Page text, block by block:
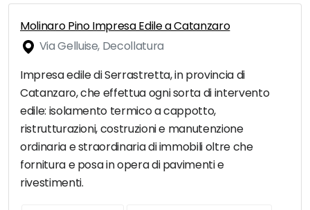
Molinaro Pino Impresa Edile a Catanzaro
Via Gelluise, Decollatura
Impresa edile di Serrastretta, in provincia di
Catanzaro, che effettua ogni sorta di intervento
edile: isolamento termico a cappotto,
ristrutturazioni, costruzioni e manutenzione
ordinaria e straordinaria di immobili oltre che
fornitura e posa in opera di pavimenti e
rivestimenti.